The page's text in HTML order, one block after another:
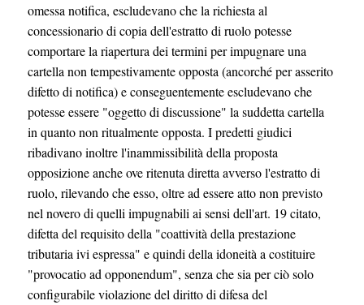
omessa notifica, escludevano che la richiesta al
concessionario di copia dell'estratto di ruolo potesse
comportare la riapertura dei termini per impugnare una
cartella non tempestivamente opposta (ancorché per asserito
difetto di notifica) e conseguentemente escludevano che
potesse essere "oggetto di discussione" la suddetta cartella
in quanto non ritualmente opposta. I predetti giudici
ribadivano inoltre l'inammissibilità della proposta
opposizione anche ove ritenuta diretta avverso l'estratto di
ruolo, rilevando che esso, oltre ad essere atto non previsto
nel novero di quelli impugnabili ai sensi dell'art. 19 citato,
difetta del requisito della "coattività della prestazione
tributaria ivi espressa" e quindi della idoneità a costituire
"provocatio ad opponendum", senza che sia per ciò solo
configurabile violazione del diritto di difesa del